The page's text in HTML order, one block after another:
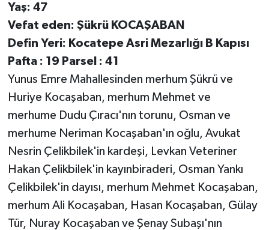
Yaş: 47
Vefat eden: Şükrü KOCAŞABAN
Defin Yeri: Kocatepe Asri Mezarlığı B Kapısı
Pafta : 19 Parsel : 41
Yunus Emre Mahallesinden merhum Şükrü ve
Huriye Kocaşaban, merhum Mehmet ve
merhume Dudu Çıracı'nın torunu, Osman ve
merhume Neriman Kocaşaban'ın oğlu, Avukat
Nesrin Çelikbilek'in kardeşi, Levkan Veteriner
Hakan Çelikbilek'in kayınbiraderi, Osman Yankı
Çelikbilek'in dayısı, merhum Mehmet Kocaşaban,
merhum Ali Kocaşaban, Hasan Kocaşaban, Gülay
Tür, Nuray Kocaşaban ve Şenay Subaşı'nın